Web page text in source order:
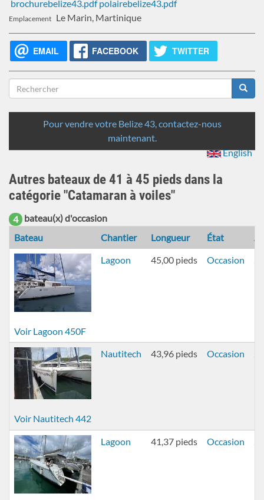
brochurebelize43.pdfpolairebelize43.pdf
Emplacement Le Marin, Martinique
EMAIL FACEBOOK TWITTER
Formulaire
de
recherchePour vendre votre Belize 43, contactez-nous
maintenant.
English
Autres bateaux de 41 à 45 pieds dans la
catégorie "Catamaran à voiles"
4 bateau(x) d'occasion
Bateau
Chantier Longueur État
Voir Lagoon 450F
Lagoon 45,00 pieds Occasion
Voir Nautitech 442
Nautitech 43,96 pieds Occasion
Lagoon 41,37 pieds Occasion